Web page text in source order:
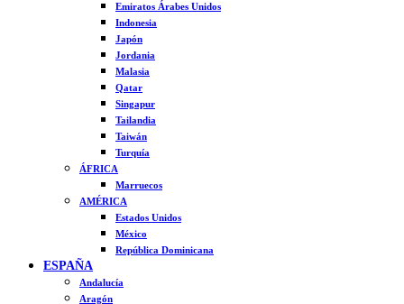
Emiratos Árabes Unidos
Indonesia
Japón
Jordania
Malasia
Qatar
Singapur
Tailandia
Taiwán
Turquía
ÁFRICA
Marruecos
AMÉRICA
Estados Unidos
México
República Dominicana
ESPAÑA
Andalucía
Aragón